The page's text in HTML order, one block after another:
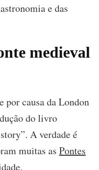
e das
medieval
por causa da London
do livro
A verdade é
muitas as Pontes